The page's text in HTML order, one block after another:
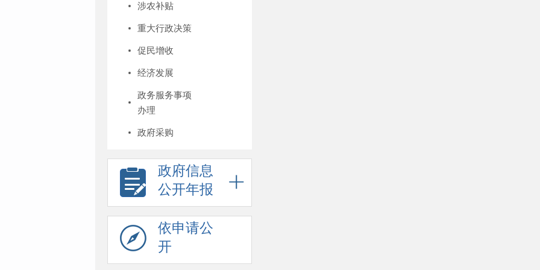
涉农补贴
重大行政决策
促民增收
经济发展
政务服务事项
办理
政府采购
政府信息
公开年报
依申请公
开